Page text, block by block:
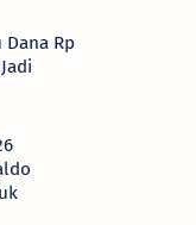
Dana Rp